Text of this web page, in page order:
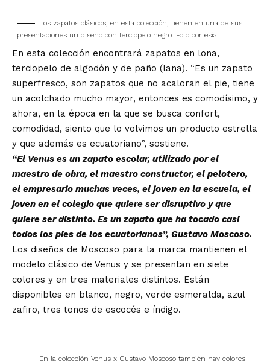
Los zapatos clásicos, en esta colección, tienen en una de sus
presentaciones un diseño con terciopelo negro. Foto cortesía
En esta colección encontrará zapatos en lona,
terciopelo de algodón y de paño (lana). “Es un zapato
superfresco, son zapatos que no acaloran el pie, tiene
un acolchado mucho mayor, entonces es comodísimo, y
ahora, en la época en la que se busca confort,
comodidad, siento que lo volvimos un producto estrella
y que además es ecuatoriano”, sostiene.
“El Venus es un zapato escolar, utilizado por el
maestro de obra, el maestro constructor, el pelotero,
el empresario muchas veces, el joven en la escuela, el
joven en el colegio que quiere ser disruptivo y que
quiere ser distinto. Es un zapato que ha tocado casi
todos los pies de los ecuatorianos”, Gustavo Moscoso.
Los diseños de Moscoso para la marca mantienen el
modelo clásico de Venus y se presentan en siete
colores y en tres materiales distintos. Están
disponibles en blanco, negro, verde esmeralda, azul
zafiro, tres tonos de escocés e índigo.
En la colección Venus x Gustavo Moscoso también hay colores